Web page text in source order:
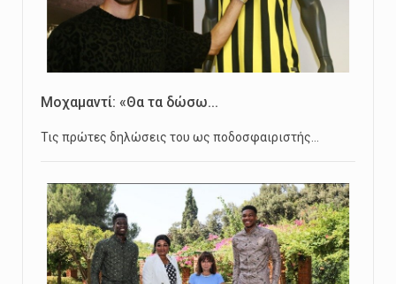
Μοχαμαντί: «Θα τα δώσω...
Τις πρώτες δηλώσεις του ως ποδοσφαιριστής…